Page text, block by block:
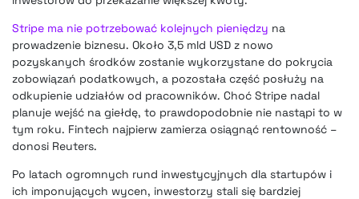
Stripe ma nie potrzebować kolejnych pieniędzy na
prowadzenie biznesu. Około 3,5 mld USD z nowo
pozyskanych środków zostanie wykorzystane do pokrycia
zobowiązań podatkowych, a pozostała część posłuży na
odkupienie udziałów od pracowników. Choć Stripe nadal
planuje wejść na giełdę, to prawdopodobnie nie nastąpi to w
tym roku. Fintech najpierw zamierza osiągnąć rentowność –
donosi Reuters.
Po latach ogromnych rund inwestycyjnych dla startupów i
ich imponujących wycen, inwestorzy stali się bardziej